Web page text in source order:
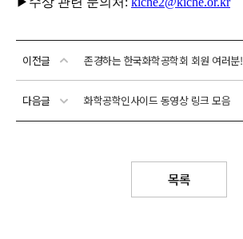
이전글 존경하는 한국화학공학회 회원 여러분!
다음글 화학공학인사이드 동영상 링크 모음
목록